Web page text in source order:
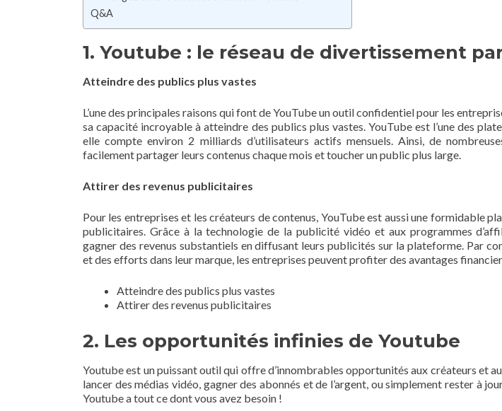
Q&A
1. Youtube : le réseau de divertissement
Atteindre des publics plus vastes
L’une des principales raisons qui font de YouTube un outil confidentiel pour les
sa capacité incroyable à atteindre des publics plus vastes. YouTube est l’une des
elle compte environ 2 milliards d’utilisateurs actifs mensuels. Ainsi, de
facilement partager leurs contenus chaque mois et toucher un public plus large.
Attirer des revenus publicitaires
Pour les entreprises et les créateurs de contenus, YouTube est aussi une formidable
publicitaires. Grâce à la technologie de la publicité vidéo et aux programmes
gagner des revenus substantiels en diffusant leurs publicités sur la plateforme. Par
et des efforts dans leur marque, les entreprises peuvent profiter des avantages
Atteindre des publics plus vastes
Attirer des revenus publicitaires
2. Les opportunités infinies de Youtube
Youtube est un puissant outil qui offre d’innombrables opportunités aux créateurs et
lancer des médias vidéo, gagner des abonnés et de l’argent, ou simplement rester à
Youtube a tout ce dont vous avez besoin !